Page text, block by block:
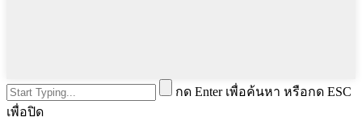
กด Enter เพื่อค้นหา หรือกด ESC
เพื่อปิด